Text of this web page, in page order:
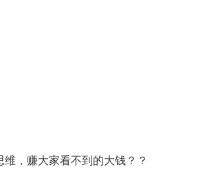
维，赚大家看不到的大钱？？